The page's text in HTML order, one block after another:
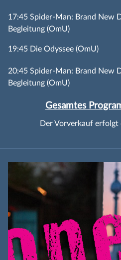
17:45 Spider-Man: Brand New
Begleitung (OmU)
19:45 Die Odyssee (OmU)
20:45 Spider-Man: Brand New
Begleitung (OmU)
Gesamtes
Der Vorverkauf